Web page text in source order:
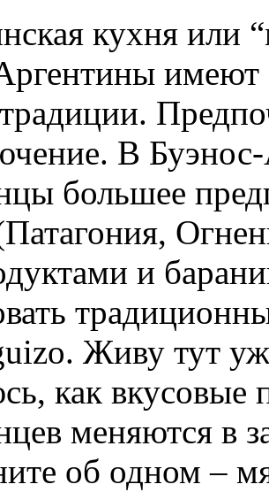
кухня или
В
большее
и
Живу тут
как вкусовые
меняются в
об одном –